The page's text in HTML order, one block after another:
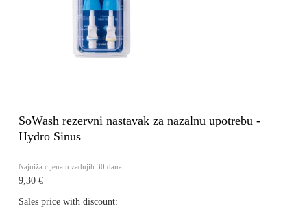
SoWash rezervni nastavak za nazalnu upotrebu -
Hydro Sinus
Najniža cijena u zadnjih 30 dana
9,30 €
Sales price with discount: